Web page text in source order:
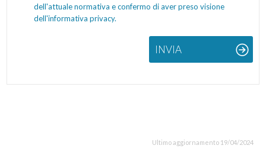
dell'attuale normativa e confermo di aver preso visione
dell'informativa privacy.
INVIA
Ultimo aggiornamento 19/04/2024